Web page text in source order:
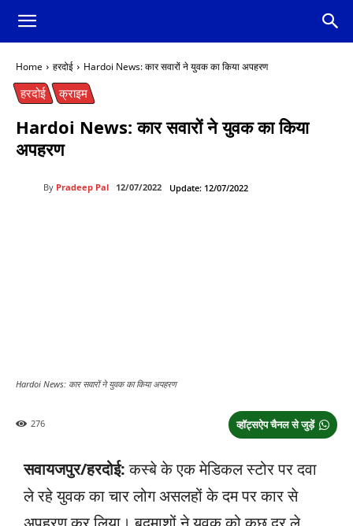
Home हरदोई Hardoi News: कार सवारों ने युवक का किया अपहरण
हरदोई क्राइम
Hardoi News: कार सवारों ने युवक का किया
अपहरण
By Pradeep Pal 12/07/2022 Update: 12/07/2022
Hardoi News: कार सवारों ने युवक का किया अपहरण
व्हॉट्सऐप चैनल से जुड़ें
276
सवायजपुर/हरदोई:कस्बे के एक मेडिकल स्टोर पर दवा
ले रहे युवक का चार लोग असलहों के दम पर कार से